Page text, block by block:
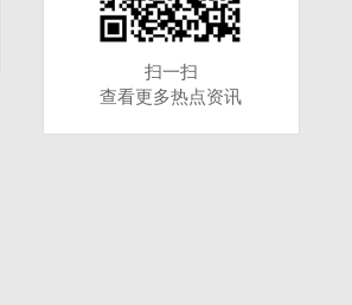
扫一扫
查看更多热点资讯
扫一扫
查看更多热点资讯